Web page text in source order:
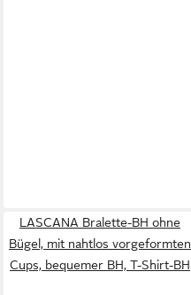
LASCANA Bralette-BH ohne
Bügel, mit nahtlos vorgeformten
Cups, bequemer BH, T-Shirt-BH